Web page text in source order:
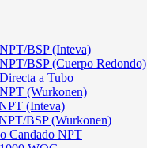
BSP (Inteva)
BSP (Cuerpo Redondo)
a Tubo
(Wurkonen)
(Inteva)
BSP (Wurkonen)
Candado NPT